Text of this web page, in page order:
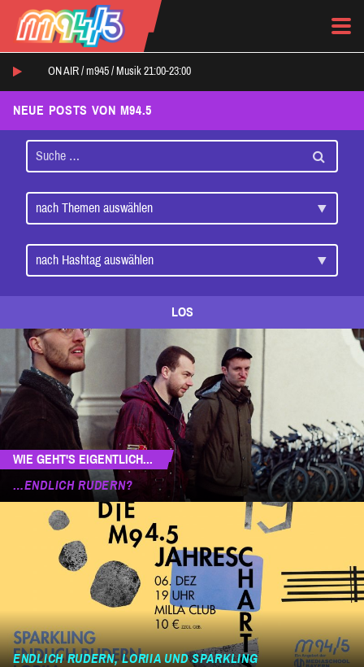
ON AIR / m945 / Musik 21:00-23:00
NEUE POSTS VON M94.5
LOS
WIE GEHT'S EIGENTLICH...
…ENDLICH RUDERN?
ENDLICH RUDERN, LORIIA UND SPARKLING